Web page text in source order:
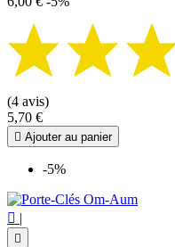
(4 avis)
5,70 €
 Ajouter au panier
-5%
 |
